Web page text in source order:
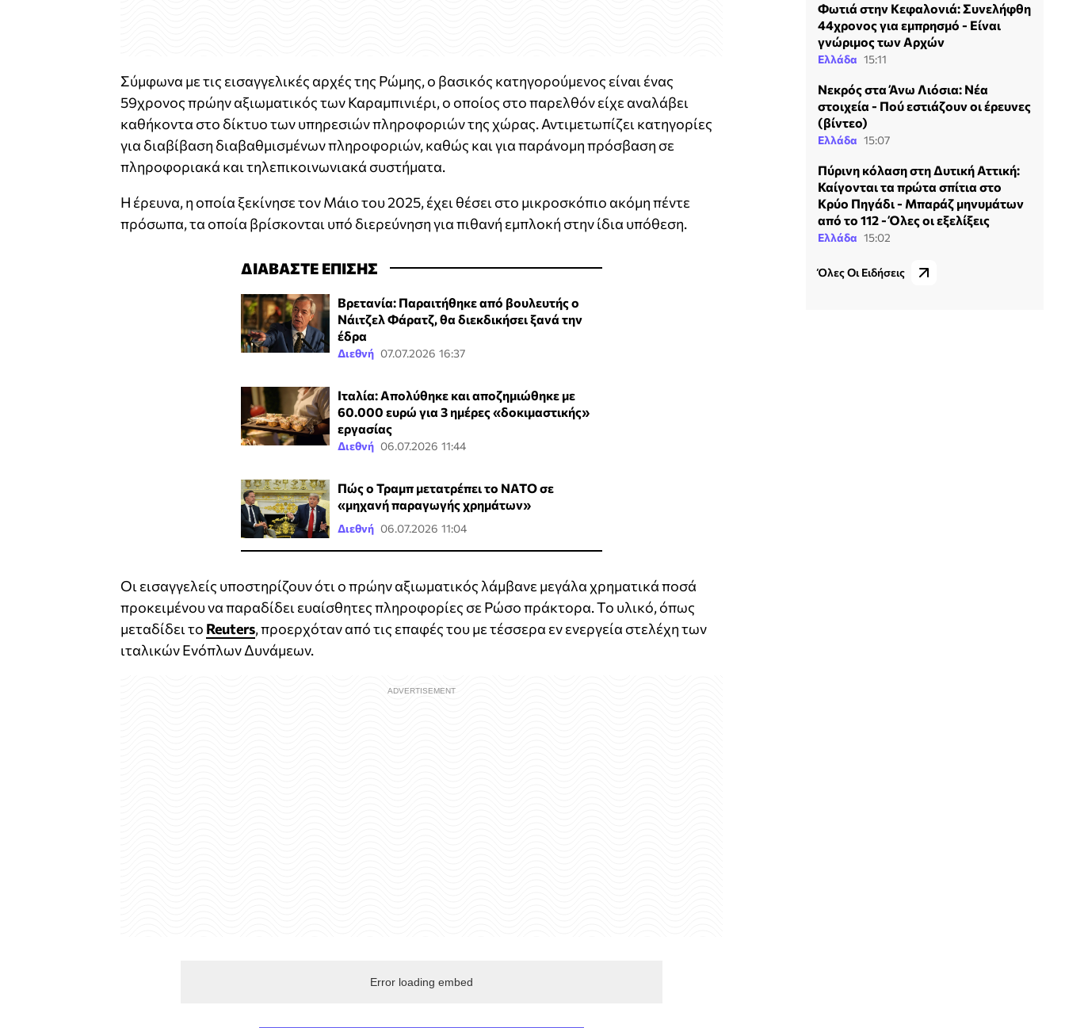
Σύμφωνα με τις εισαγγελικές αρχές της Ρώμης, ο βασικός κατηγορούμενος είναι ένας
59χρονος πρώην αξιωματικός των Καραμπινιέρι, ο οποίος στο παρελθόν είχε αναλάβει
καθήκοντα στο δίκτυο των υπηρεσιών πληροφοριών της χώρας. Αντιμετωπίζει κατηγορίες
για διαβίβαση διαβαθμισμένων πληροφοριών, καθώς και για παράνομη πρόσβαση σε
πληροφοριακά και τηλεπικοινωνιακά συστήματα.
Η έρευνα, η οποία ξεκίνησε τον Μάιο του 2025, έχει θέσει στο μικροσκόπιο ακόμη πέντε
πρόσωπα, τα οποία βρίσκονται υπό διερεύνηση για πιθανή εμπλοκή στην ίδια υπόθεση.
ΔΙΑΒΑΣΤΕ ΕΠΙΣΗΣ
Βρετανία: Παραιτήθηκε από βουλευτής ο
Νάιτζελ Φάρατζ, θα διεκδικήσει ξανά την
έδρα
Διεθνή 07.07.2026 16:37
Ιταλία: Aπολύθηκε και αποζημιώθηκε με
60.000 ευρώ για 3 ημέρες «δοκιμαστικής»
εργασίας
Διεθνή 06.07.2026 11:44
Πώς ο Τραμπ μετατρέπει το ΝΑΤΟ σε
«μηχανή παραγωγής χρημάτων»
Διεθνή 06.07.2026 11:04
Οι εισαγγελείς υποστηρίζουν ότι ο πρώην αξιωματικός λάμβανε μεγάλα χρηματικά ποσά
προκειμένου να παραδίδει ευαίσθητες πληροφορίες σε Ρώσο πράκτορα. Το υλικό, όπως
μεταδίδει το Reuters, προερχόταν από τις επαφές του με τέσσερα εν ενεργεία στελέχη των
ιταλικών Ενόπλων Δυνάμεων.
Error loading embed
Φωτιά στην Κεφαλονιά: Συνελήφθη
44χρονος για εμπρησμό - Είναι
γνώριμος των Αρχών
Ελλάδα 15:11
Νεκρός στα Άνω Λιόσια: Νέα
στοιχεία - Πού εστιάζουν οι έρευνες
(βίντεο)
Ελλάδα 15:07
Πύρινη κόλαση στη Δυτική Αττική:
Καίγονται τα πρώτα σπίτια στο
Κρύο Πηγάδι - Μπαράζ μηνυμάτων
από το 112 - Όλες οι εξελίξεις
Ελλάδα 15:02
Όλες Οι Ειδήσεις